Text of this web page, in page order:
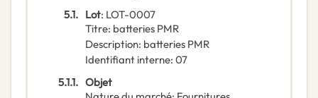
5.1. Lot: LOT-0007
Titre: batteries PMR
Description: batteries PMR
Identifiant interne: 07
5.1.1. Objet